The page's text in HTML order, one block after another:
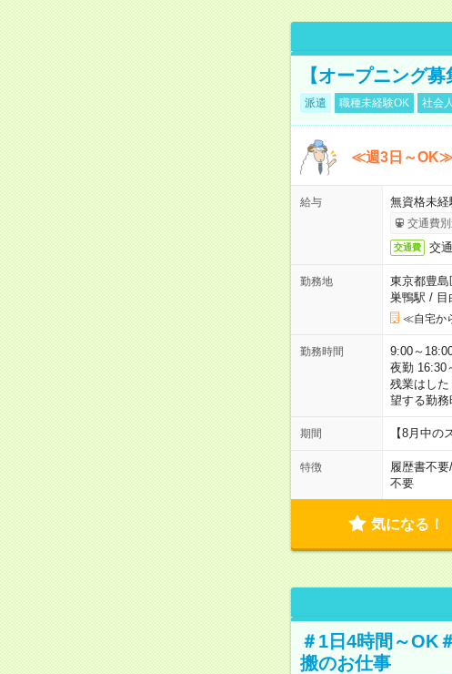
【オープニング
派遣 職種未経験OK 社会
≪週3日～OK≫
給与 無資格未
交通費
交通費 交
勤務地
東京都豊島
巣鴨駅 / 目
≪自宅か
勤務時間
9:00～
夜勤 16:30
残業はし
望する勤務
期間 【8月中
特徴 履歴書不要/
不要
気になる！
＃1日4時間～OK
搬のお仕事